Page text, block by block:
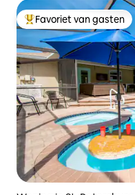
Topfavoriet van gasten
Favoriet van gasten